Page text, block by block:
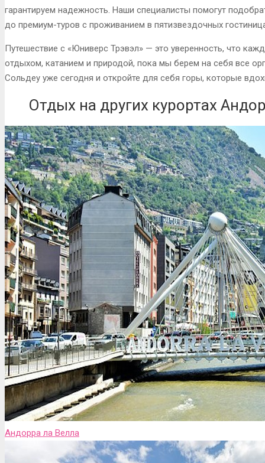
гарантируем надежность. Наши специалисты помогут
до премиум-туров с проживанием в пятизвездочных
Путешествие с «Юниверс Трэвэл» — это уверенность, что
отдыхом, катанием и природой, пока мы берем на себя все
Сольдеу уже сегодня и откройте для себя горы, которые
Отдых на других курортах
Андорра ла Велла